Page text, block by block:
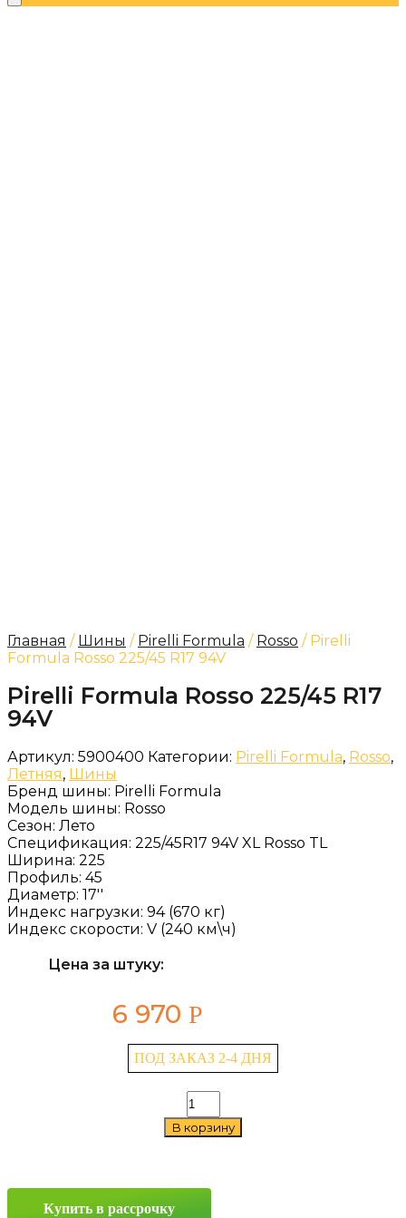
Главная / Шины / Pirelli Formula / Rosso / Pirelli
Formula Rosso 225/45 R17 94V
Pirelli Formula Rosso 225/45 R17
94V
Артикул: 5900400 Категории: Pirelli Formula, Rosso,
Летняя, Шины
Бренд шины: Pirelli Formula
Модель шины: Rosso
Сезон: Лето
Спецификация: 225/45R17 94V XL Rosso TL
Ширина: 225
Профиль: 45
Диаметр: 17''
Индекс нагрузки: 94 (670 кг)
Индекс скорости: V (240 км\ч)
Цена за штуку:
6 970 Р
ПОД ЗАКАЗ 2-4 ДНЯ
Количество
товара
Pirelli
В корзину
Купить в рассрочку